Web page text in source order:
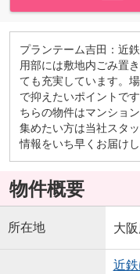
プランテーム吉田：近
用部には敷地内ごみ置
ても充実しています。
で抑えたいポイントで
ちらの物件はマンショ
集めたい方は当社スタ
情報をいち早くお届けし
物件概要
所在地 大
近